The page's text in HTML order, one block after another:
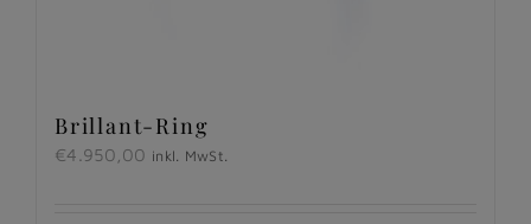
Brillant-Ring
€4.950,00 inkl. MwSt.